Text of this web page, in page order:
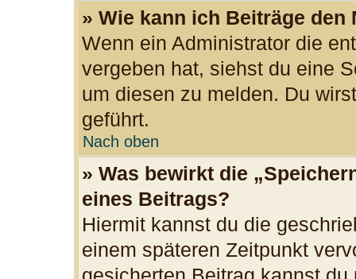
» Wie kann ich Beiträge den
Wenn ein Administrator die
vergeben hat, siehst du eine
um diesen zu melden. Du
geführt.
Nach oben
» Was bewirkt die
eines Beitrags?
Hiermit kannst du die
einem späteren Zeitpunkt